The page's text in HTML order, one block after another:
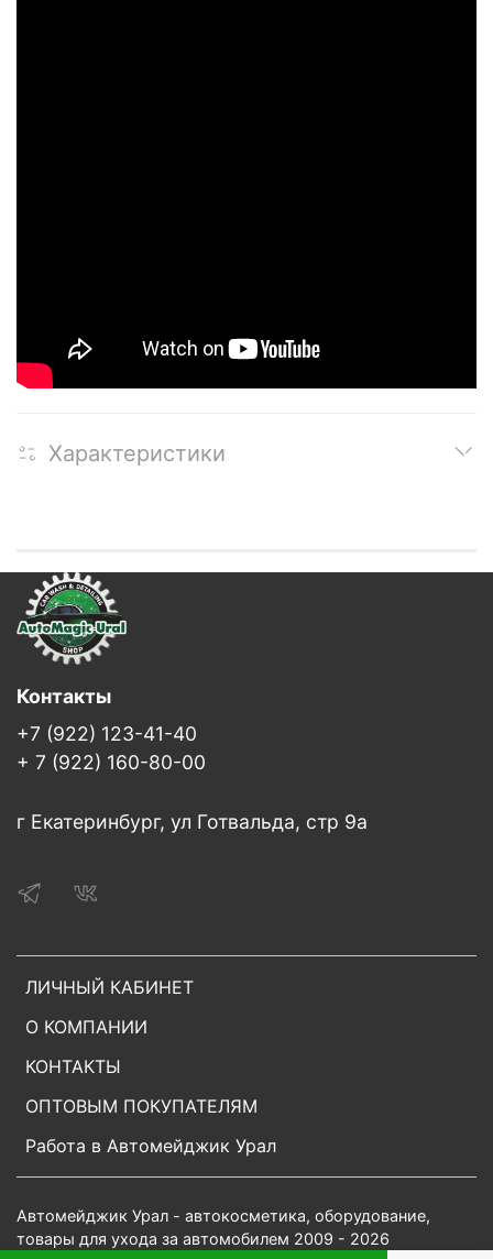
Характеристики
ЛИЧНЫЙ КАБИНЕТ
О КОМПАНИИ
КОНТАКТЫ
ОПТОВЫМ ПОКУПАТЕЛЯМ
Работа в Автомейджик Урал
Контакты
+7 (922) 123-41-40
+ 7 (922) 160-80-00
г Екатеринбург, ул Готвальда, стр 9а
Автомейджик Урал - автокосметика, оборудование,
товары для ухода за автомобилем 2009 - 2026